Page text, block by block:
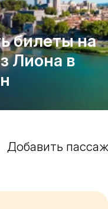
билеты на
Лиона в
Добавить